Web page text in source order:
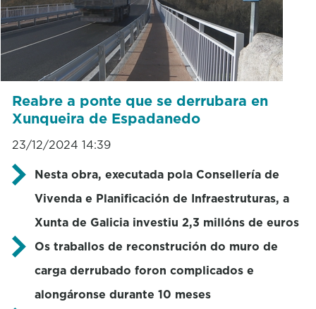
Reabre a ponte que se derrubara en
Xunqueira de Espadanedo
23/12/2024 14:39
Nesta obra, executada pola Consellería de
Vivenda e Planificación de Infraestruturas, a
Xunta de Galicia investiu 2,3 millóns de euros
Os traballos de reconstrución do muro de
carga derrubado foron complicados e
alongáronse durante 10 meses